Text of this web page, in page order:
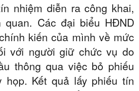
nhiệm diễn ra công khai,
quan. Các đại biểu HĐND
kiến của mình về mức
với người giữ chức vụ do
thông qua việc bỏ phiếu
họp. Kết quả lấy phiếu tín